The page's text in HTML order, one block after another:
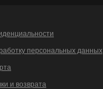
персональных данных
и возврата